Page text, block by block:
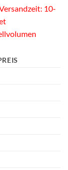
10-